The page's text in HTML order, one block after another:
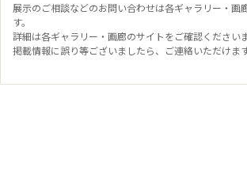
展示のご相談などのお問い合わせは各ギャラリー・画
す。
詳細は各ギャラリー・画廊のサイトをご確認くださいま
掲載情報に誤り等ございましたら、ご連絡いただけま